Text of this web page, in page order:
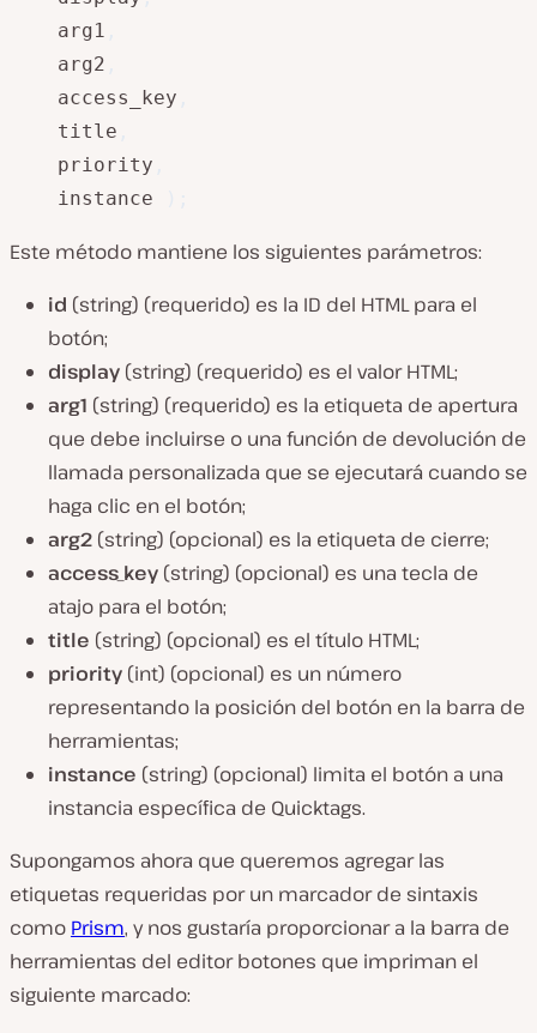
	arg1
	arg2
	access_key
	title
	priority
	instance
Este método mantiene los siguientes parámetros:
id (string) (requerido) es la ID del HTML para el
botón;
display (string) (requerido) es el valor HTML;
arg1 (string) (requerido) es la etiqueta de apertura
que debe incluirse o una función de devolución de
llamada personalizada que se ejecutará cuando se
haga clic en el botón;
arg2 (string) (opcional) es la etiqueta de cierre;
access_key (string) (opcional) es una tecla de
atajo para el botón;
title (string) (opcional) es el título HTML;
priority (int) (opcional) es un número
representando la posición del botón en la barra de
herramientas;
instance (string) (opcional) limita el botón a una
instancia específica de Quicktags.
Supongamos ahora que queremos agregar las
etiquetas requeridas por un marcador de sintaxis
como Prism, y nos gustaría proporcionar a la barra de
herramientas del editor botones que impriman el
siguiente marcado: